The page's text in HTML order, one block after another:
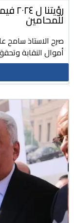
للمحامين
صرح الاستاذ سامح
أموال النقابة